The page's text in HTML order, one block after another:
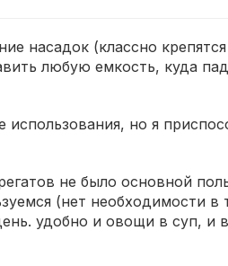
насадок (классно
любую емкость, куда
использования, но я
не было основной
(нет необходимости в
удобно и овощи в суп, и